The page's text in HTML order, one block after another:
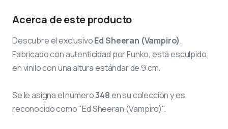
Acerca de este producto
Descubre el exclusivoEd Sheeran (Vampiro).
Fabricado con autenticidad por Funko, está esculpido
en vinilo con una altura estándar de 9 cm.
Se le asigna el número348en su colección y es
reconocido como "Ed Sheeran (Vampiro)".